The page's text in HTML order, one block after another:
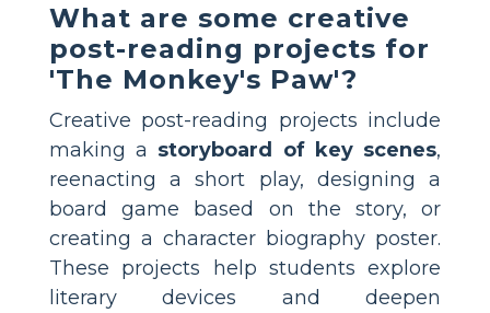
What are some creative
post-reading projects for
'The Monkey's Paw'?
Creative post-reading projects include
making a storyboard of key scenes,
reenacting a short play, designing a
board game based on the story, or
creating a character biography poster.
These projects help students explore
literary devices and deepen